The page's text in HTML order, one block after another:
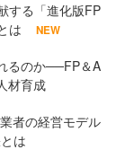
する「進化版FP
は
NEW
るのか──FP＆A
材育成
者の経営モデル
は